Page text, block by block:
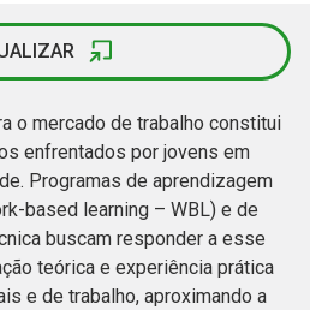
o mercado de trabalho constitui
enfrentados por jovens em
Programas de aprendizagem
based learning – WBL) e de
buscam responder a esse
teórica e experiência prática
e de trabalho, aproximando a